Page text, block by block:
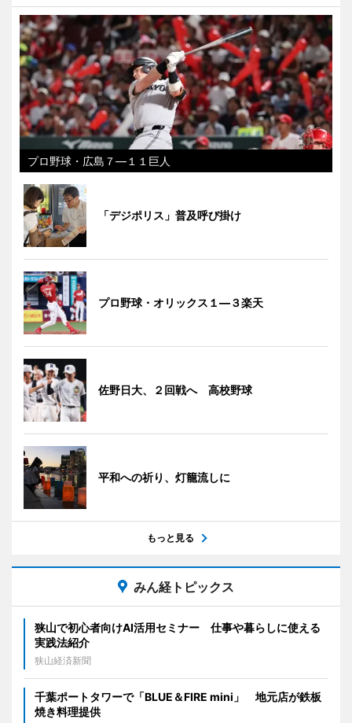
プロ野球・広島７―１１巨人
「デジポリス」普及呼び掛け
プロ野球・オリックス１―３楽天
佐野日大、２回戦へ 高校野球
平和への祈り、灯籠流しに
もっと見る
みん経トピックス
狭山で初心者向けAI活用セミナー 仕事や暮らしに使える
実践法紹介
狭山経済新聞
千葉ポートタワーで「BLUE＆FIRE mini」 地元店が鉄板
焼き料理提供